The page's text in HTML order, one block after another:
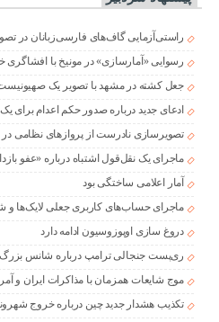
راستی‌آزمایی گاف‌های فارسی‌زبانان در
رسوایی «آمارسازی» در مونیخ با افشاگری
جعل کشته در مشهد با تصویر یک
ادعای جدید درباره صدور حکم اعدام برای
تصویرسازی نادرست از پروازهای نظامی در
ماجرای یک نقل‌قول اشتباه درباره «عفو
آمار اعلامی ساختگی بود
ماجرای حساب‌های کاربری جعلی لایک‌ها و
دروغ سازی اوپوزوسیون ادامه دارد
ری‌پست جنجالی ترامپ درباره شانس بزرگ
موج شایعات همزمان با مذاکرات ایران و
تکذیب هشدار جدید چین درباره خروج